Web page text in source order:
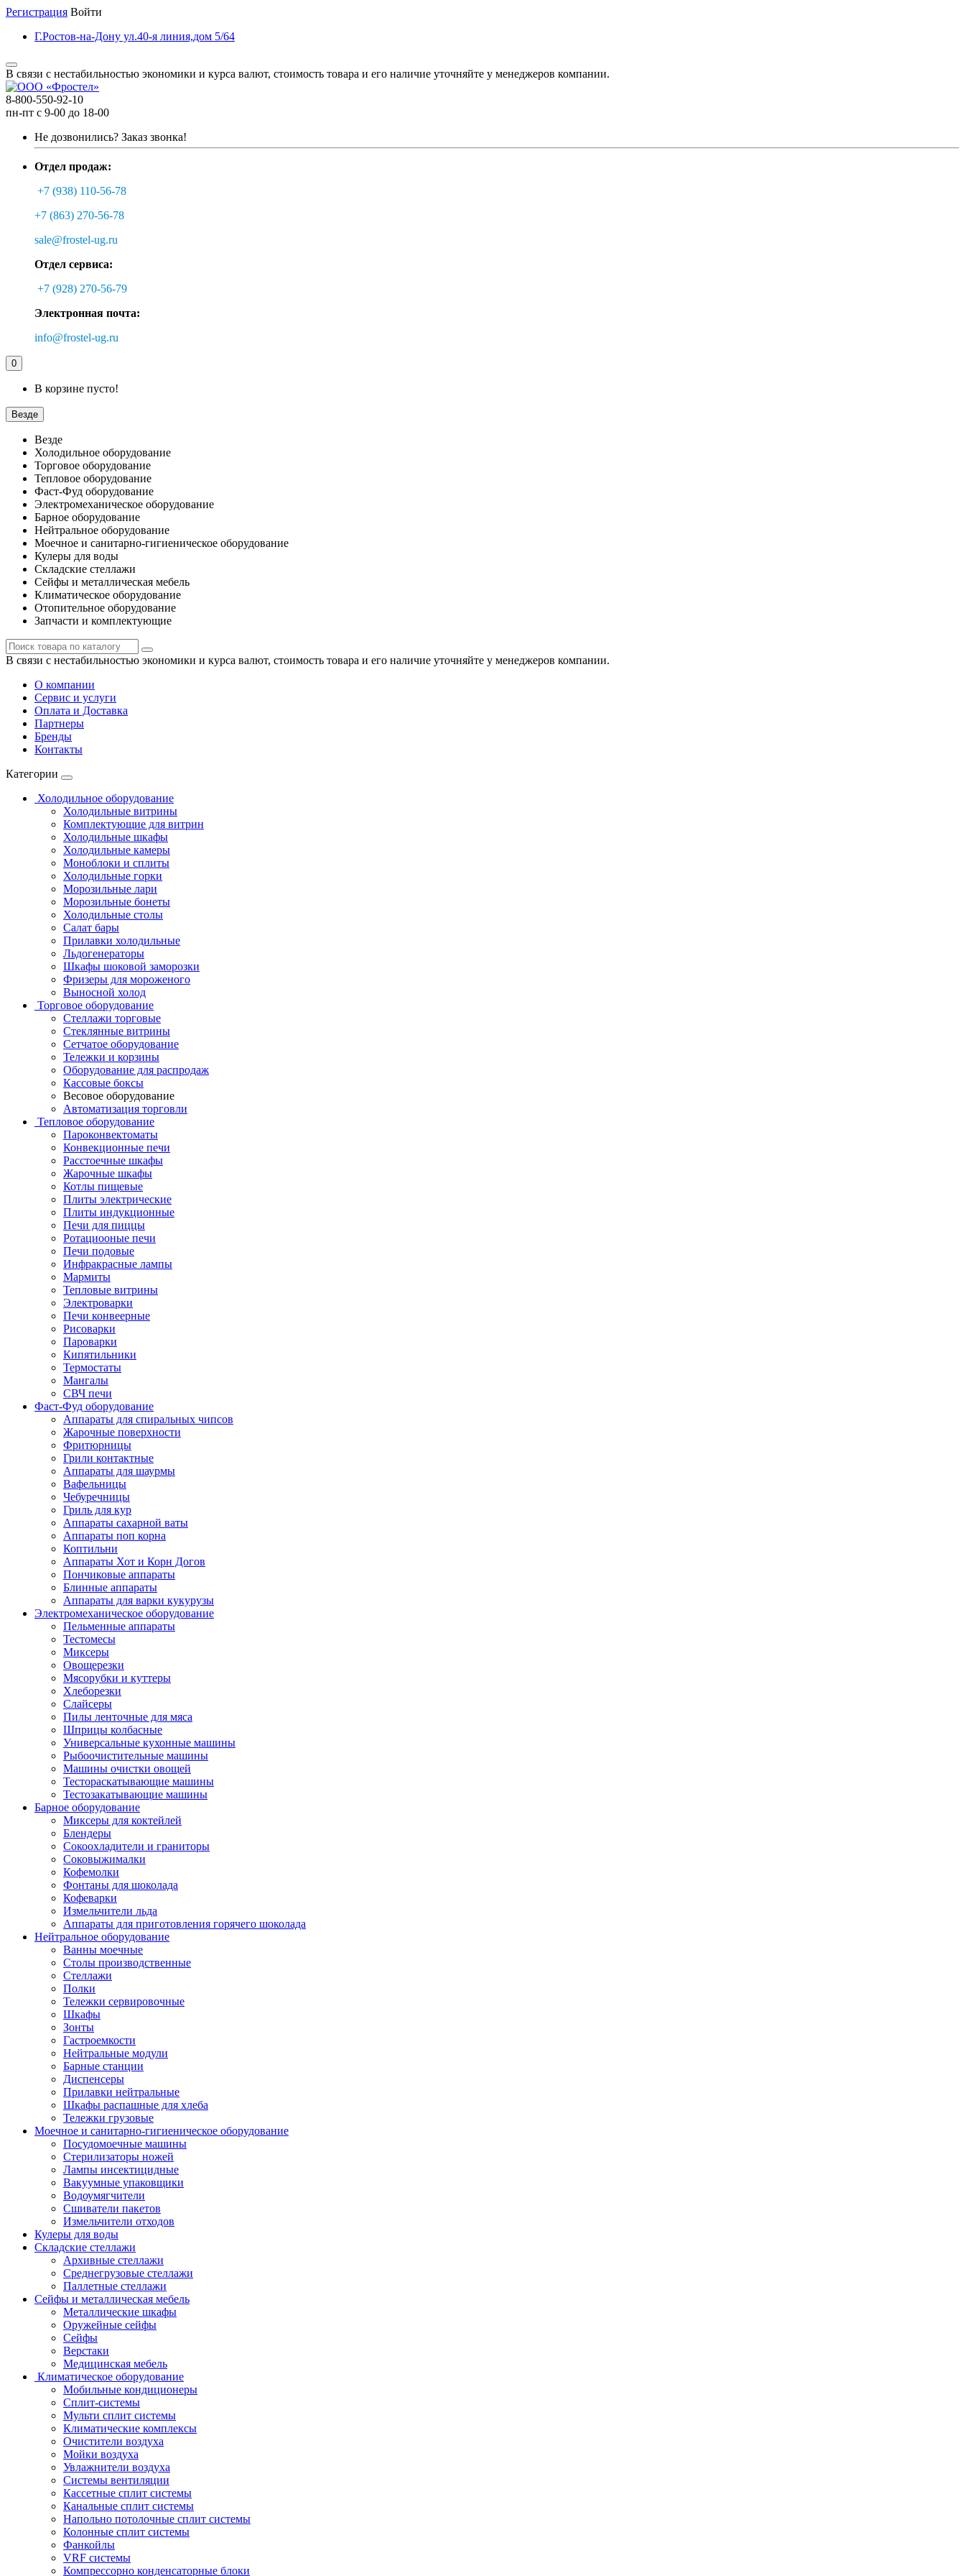
Регистрация Войти
Г.Ростов-на-Дону ул.40-я линия,дом 5/64
В связи с нестабильностью экономики и курса валют, стоимость товара и его наличие уточняйте у менеджеров компании.
8-800-550-92-10
пн-пт с 9-00 до 18-00
Не дозвонились? Заказ звонка!
Отдел продаж:
+7 (938) 110-56-78
+7 (863) 270-56-78
sale@frostel-ug.ru
Отдел сервиса:
+7 (928) 270-56-79
Электронная почта:
info@frostel-ug.ru
0
В корзине пусто!
Везде
Везде
Холодильное оборудование
Торговое оборудование
Тепловое оборудование
Фаст-Фуд оборудование
Электромеханическое оборудование
Барное оборудование
Нейтральное оборудование
Моечное и санитарно-гигиеническое оборудование
Кулеры для воды
Складские стеллажи
Сейфы и металлическая мебель
Климатическое оборудование
Отопительное оборудование
Запчасти и комплектующие
В связи с нестабильностью экономики и курса валют, стоимость товара и его наличие уточняйте у менеджеров компании.
О компании
Сервис и услуги
Оплата и Доставка
Партнеры
Бренды
Контакты
Категории
Холодильное оборудование
Холодильные витрины
Комплектующие для витрин
Холодильные шкафы
Холодильные камеры
Моноблоки и сплиты
Холодильные горки
Морозильные лари
Морозильные бонеты
Холодильные столы
Салат бары
Прилавки холодильные
Льдогенераторы
Шкафы шоковой заморозки
Фризеры для мороженого
Выносной холод
Торговое оборудование
Стеллажи торговые
Стеклянные витрины
Сетчатое оборудование
Тележки и корзины
Оборудование для распродаж
Кассовые боксы
Весовое оборудование
Автоматизация торговли
Тепловое оборудование
Пароконвектоматы
Конвекционные печи
Расстоечные шкафы
Жарочные шкафы
Котлы пищевые
Плиты электрические
Плиты индукционные
Печи для пиццы
Ротациооные печи
Печи подовые
Инфракрасные лампы
Мармиты
Тепловые витрины
Электроварки
Печи конвеерные
Рисоварки
Пароварки
Кипятильники
Термостаты
Мангалы
СВЧ печи
Фаст-Фуд оборудование
Аппараты для спиральных чипсов
Жарочные поверхности
Фритюрницы
Грили контактные
Аппараты для шаурмы
Вафельницы
Чебуречницы
Гриль для кур
Аппараты сахарной ваты
Аппараты поп корна
Коптильни
Аппараты Хот и Корн Догов
Пончиковые аппараты
Блинные аппараты
Аппараты для варки кукурузы
Электромеханическое оборудование
Пельменные аппараты
Тестомесы
Миксеры
Овощерезки
Мясорубки и куттеры
Хлеборезки
Слайсеры
Пилы ленточные для мяса
Шприцы колбасные
Универсальные кухонные машины
Рыбоочистительные машины
Машины очистки овощей
Тестораскатывающие машины
Тестозакатывающие машины
Барное оборудование
Миксеры для коктейлей
Блендеры
Сокоохладители и граниторы
Соковыжималки
Кофемолки
Фонтаны для шоколада
Кофеварки
Измельчители льда
Аппараты для приготовления горячего шоколада
Нейтральное оборудование
Ванны моечные
Столы производственные
Стеллажи
Полки
Тележки сервировочные
Шкафы
Зонты
Гастроемкости
Нейтральные модули
Барные станции
Диспенсеры
Прилавки нейтральные
Шкафы распашные для хлеба
Тележки грузовые
Моечное и санитарно-гигиеническое оборудование
Посудомоечные машины
Стерилизаторы ножей
Лампы инсектицидные
Вакуумные упаковщики
Водоумягчители
Сшиватели пакетов
Измельчители отходов
Кулеры для воды
Складские стеллажи
Архивные стеллажи
Среднегрузовые стеллажи
Паллетные стеллажи
Сейфы и металлическая мебель
Металлические шкафы
Оружейные сейфы
Сейфы
Верстаки
Медицинская мебель
Климатическое оборудование
Мобильные кондиционеры
Сплит-системы
Мульти сплит системы
Климатические комплексы
Очистители воздуха
Мойки воздуха
Увлажнители воздуха
Системы вентиляции
Кассетные сплит системы
Канальные сплит системы
Напольно потолочные сплит системы
Колонные сплит системы
Фанкойлы
VRF системы
Компрессорно конденсаторные блоки